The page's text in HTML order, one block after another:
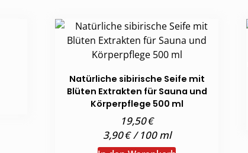
Natürliche sibirische Seife mit
Blüten Extrakten für Sauna und
Körperpflege 500 ml
19,50€
3,90€/ 100 ml